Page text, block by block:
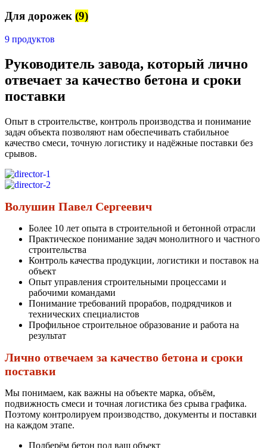
Для дорожек (9)
9 продуктов
Руководитель завода, который лично
отвечает за качество бетона и сроки
поставки
Опыт в строительстве, контроль производства и понимание
задач объекта позволяют нам обеспечивать стабильное
качество смеси, точную логистику и надёжные поставки без
срывов.
Волушин Павел Сергеевич
Более 10 лет опыта в строительной и бетонной отрасли
Практическое понимание задач монолитного и частного
строительства
Контроль качества продукции, логистики и поставок на
объект
Опыт управления строительными процессами и
рабочими командами
Понимание требований прорабов, подрядчиков и
технических специалистов
Профильное строительное образование и работа на
результат
Лично отвечаем за качество бетона и сроки
поставки
Мы понимаем, как важны на объекте марка, объём,
подвижность смеси и точная логистика без срыва графика.
Поэтому контролируем производство, документы и поставки
на каждом этапе.
Подберём бетон под ваш объект